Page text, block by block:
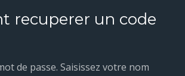
recuperer un code
de passe. Saisissez votre nom